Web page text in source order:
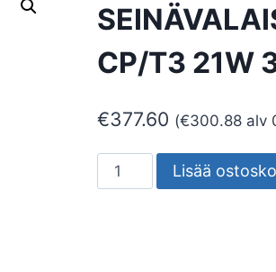
CP/T3 21W
€377.60 (€300.88alv
SEINÄVALAISIN
ULKO
Lisää